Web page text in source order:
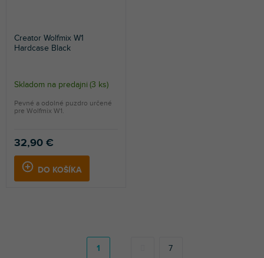
Creator Wolfmix W1
Hardcase Black
Skladom na predajni (3 ks)
32,90 €
DO KOŠÍKA
Pevné a odolné puzdro určené
pre Wolfmix W1.
1 7